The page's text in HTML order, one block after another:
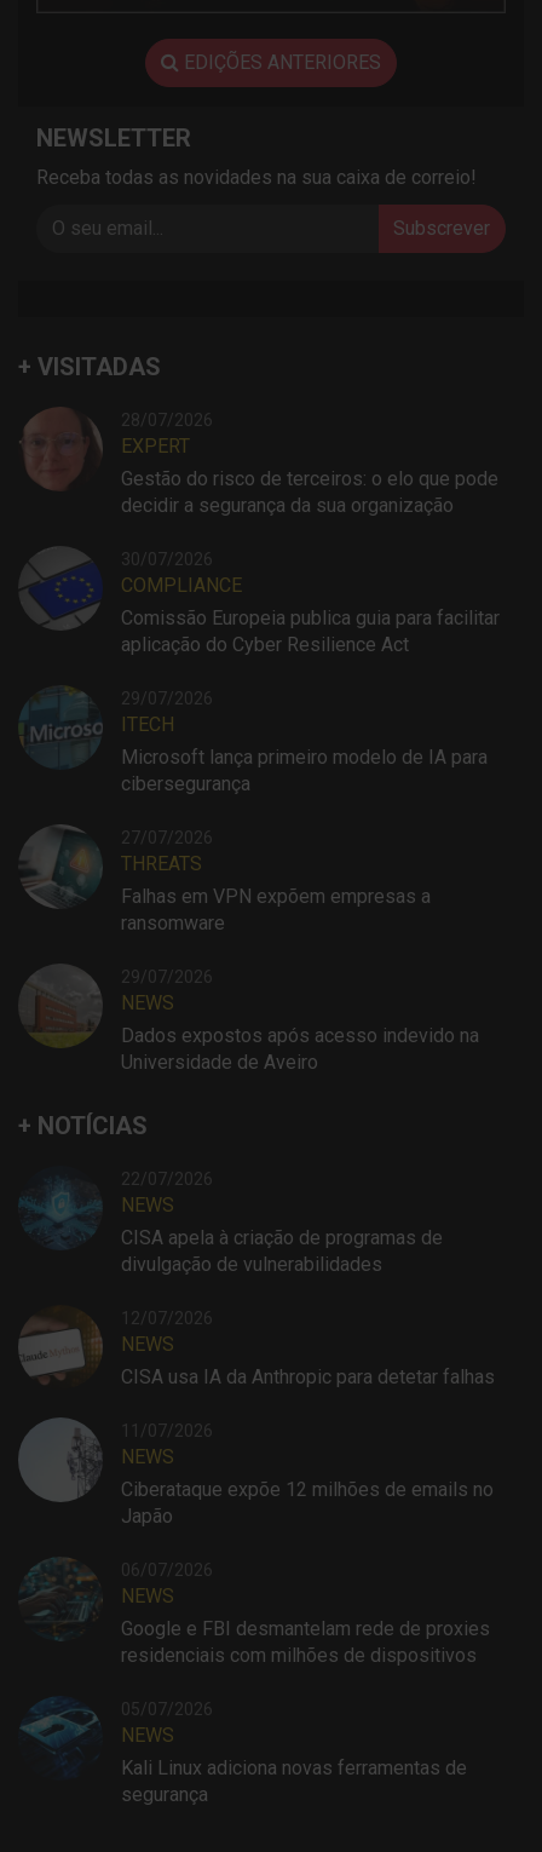
EDIÇÕES ANTERIORES
NEWSLETTER
Receba todas as novidades na sua caixa de correio!
Subscrever
+ VISITADAS
28/07/2026
EXPERT
Gestão do risco de terceiros: o elo que pode
decidir a segurança da sua organização
30/07/2026
COMPLIANCE
Comissão Europeia publica guia para facilitar
aplicação do Cyber Resilience Act
29/07/2026
ITECH
Microsoft lança primeiro modelo de IA para
cibersegurança
27/07/2026
THREATS
Falhas em VPN expõem empresas a
ransomware
29/07/2026
NEWS
Dados expostos após acesso indevido na
Universidade de Aveiro
+ NOTÍCIAS
22/07/2026
NEWS
CISA apela à criação de programas de
divulgação de vulnerabilidades
12/07/2026
NEWS
CISA usa IA da Anthropic para detetar falhas
11/07/2026
NEWS
Ciberataque expõe 12 milhões de emails no
Japão
06/07/2026
NEWS
Google e FBI desmantelam rede de proxies
residenciais com milhões de dispositivos
05/07/2026
NEWS
Kali Linux adiciona novas ferramentas de
segurança